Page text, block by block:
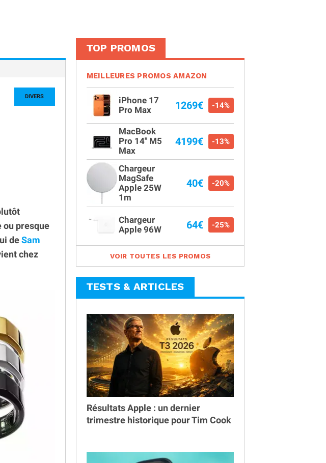
DIVERS
ou presque
deSam
chez
TOP PROMOS
MEILLEURES PROMOS AMAZON
iPhone 17
Pro Max
1269€ -14%
MacBook
Pro 14" M5
Max
4199€ -13%
Chargeur
MagSafe
Apple 25W
1m
40€ -20%
Chargeur
Apple 96W
64€ -25%
VOIR TOUTES LES PROMOS
TESTS & ARTICLES
Résultats Apple : un dernier
trimestre historique pour Tim Cook